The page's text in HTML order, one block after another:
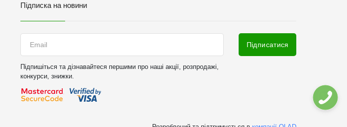
Підписка на новини
Підпишіться та дізнавайтеся першими про наші акції, розпродажі,
конкурси, знижки.
Підписатися